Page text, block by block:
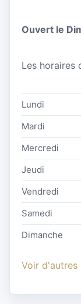
Ouvert le
Les horaires
Lundi
Mardi
Mercredi
Jeudi
Vendredi
Samedi
Dimanche
Voir d'autres